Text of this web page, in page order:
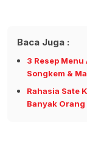
Baca Juga :
3 Resep
Songkem &
Rahasia Sate
Banyak